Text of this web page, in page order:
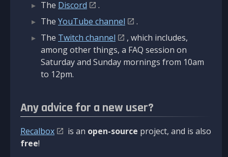
The Discord
.
The YouTube channel
.
The Twitch channel
, which includes,
among other things, a FAQ session on
Saturday and Sunday mornings from 10am
to 12pm.
Any advice for a new user?
Recalbox is an open-source project, and is also
free!